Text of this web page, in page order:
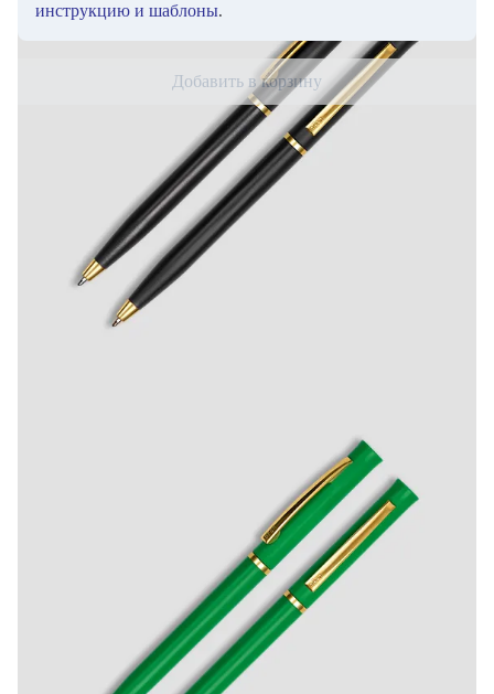
инструкцию и шаблоны.
Добавить в корзину